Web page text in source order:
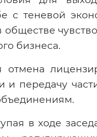
с теневой
бизнеса.
отмена
передачу
в ходе